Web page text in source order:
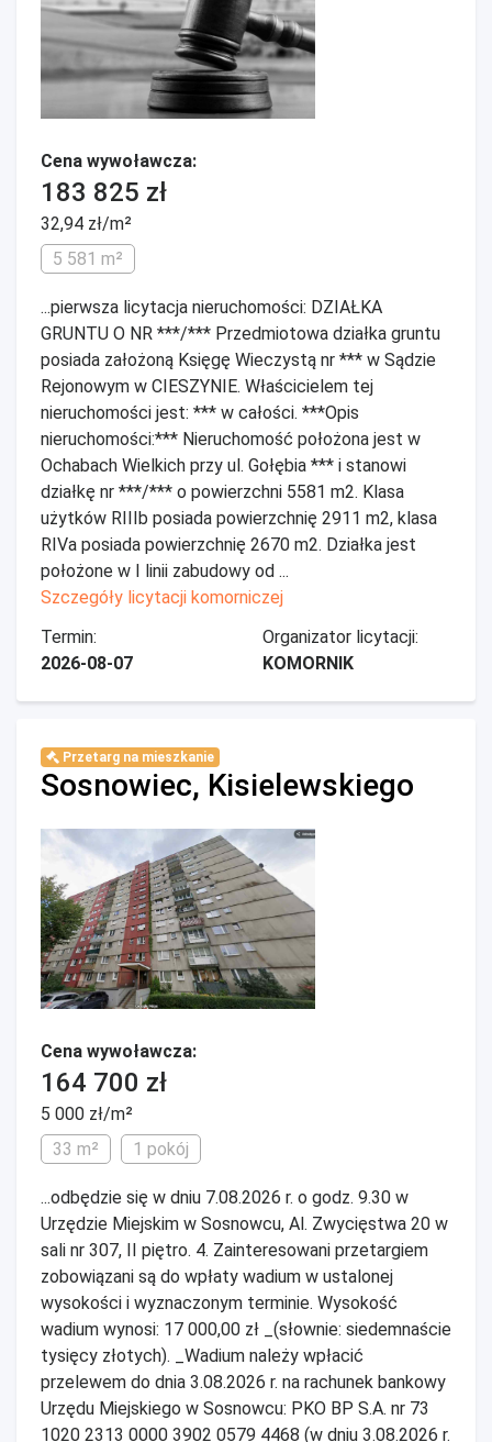
Cena wywoławcza:
183 825 zł
32,94 zł/m²
5 581 m²
...pierwsza licytacja nieruchomości: DZIAŁKA
GRUNTU O NR ***/*** Przedmiotowa działka gruntu
posiada założoną Księgę Wieczystą nr *** w Sądzie
Rejonowym w CIESZYNIE. Właścicielem tej
nieruchomości jest: *** w całości. ***Opis
nieruchomości:*** Nieruchomość położona jest w
Ochabach Wielkich przy ul. Gołębia *** i stanowi
działkę nr ***/*** o powierzchni 5581 m2. Klasa
użytków RIIIb posiada powierzchnię 2911 m2, klasa
RIVa posiada powierzchnię 2670 m2. Działka jest
położone w I linii zabudowy od ...
Szczegóły licytacji komorniczej
Termin:
2026-08-07
Organizator licytacji:
KOMORNIK
Przetarg na mieszkanie
Sosnowiec, Kisielewskiego
Cena wywoławcza:
164 700 zł
5 000 zł/m²
33 m²
1 pokój
...odbędzie się w dniu 7.08.2026 r. o godz. 9.30 w
Urzędzie Miejskim w Sosnowcu, Al. Zwycięstwa 20 w
sali nr 307, II piętro. 4. Zainteresowani przetargiem
zobowiązani są do wpłaty wadium w ustalonej
wysokości i wyznaczonym terminie. Wysokość
wadium wynosi: 17 000,00 zł _(słownie: siedemnaście
tysięcy złotych). _Wadium należy wpłacić
przelewem do dnia 3.08.2026 r. na rachunek bankowy
Urzędu Miejskiego w Sosnowcu: PKO BP S.A. nr 73
1020 2313 0000 3902 0579 4468 (w dniu 3.08.2026 r.